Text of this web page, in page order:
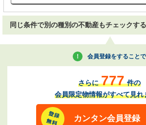
同じ条件で別の種別の不動産もチェックする
会員登録をすることで
さらに 777 件の
会員限定物情報がすべて見れ
カンタン会員登録